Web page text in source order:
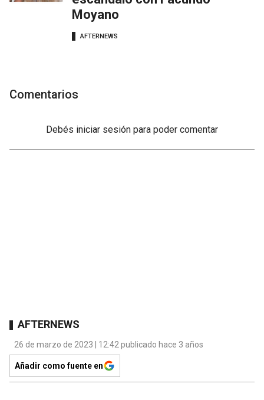
Moyano
AFTERNEWS
Comentarios
Debés iniciar sesión para poder comentar
AFTERNEWS
26 de marzo de 2023 | 12:42 publicado hace 3 años
Añadir como fuente en